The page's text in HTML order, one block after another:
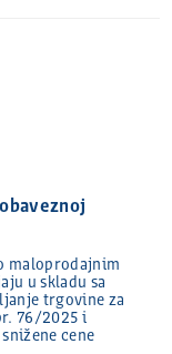
maloprodajnim
u skladu sa
trgovine za
76/2025 i
cene